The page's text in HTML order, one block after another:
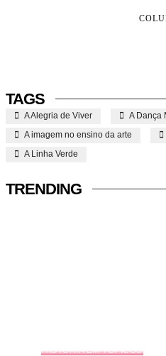
TAGS
A Alegria de Viver
A Dança
A imagem no ensino da arte
A Linha Verde
TRENDING
HISTÓRIA EM TÓPICOS